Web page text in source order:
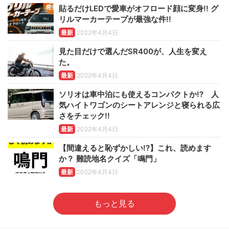
貼るだけLEDで愛車がオフロード顔に変身!! グ
リルマーカーテープが最強な件!!
最新 2022年4月4日
見た目だけで選んだSR400が、人生を変え
た。
最新 2022年4月4日
ソリオは車中泊にも使えるコンパクトか!? 人
気ハイトワゴンのシートアレンジと寝られる広
さをチェック!!
最新 2022年4月4日
【間違えると恥ずかしい!?】これ、読めます
か？ 難読地名クイズ「鳴門」
最新 2022年4月4日
もっと見る